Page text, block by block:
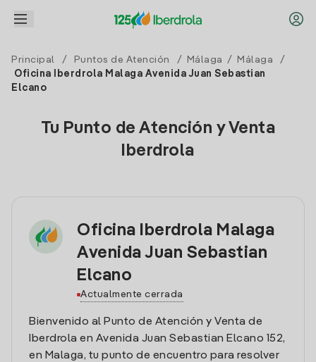
Principal / Puntos de Atención / Málaga / Málaga
/
Oficina Iberdrola Malaga Avenida Juan Sebastian
Elcano
Tu Punto de Atención y Venta
Iberdrola
Oficina Iberdrola Malaga
Avenida Juan Sebastian
Elcano
Actualmente cerrada
Bienvenido al Punto de Atención y Venta de
Iberdrola en Avenida Juan Sebastian Elcano 152,
en Malaga, tu punto de encuentro para resolver